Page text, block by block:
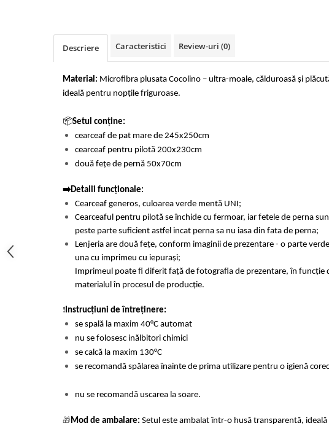
Cearceaf cu elastic
Cearceaf normal
Lenjerii Pufoase Fluffy/ Rabbit
Bumbac 100% Poplin Hobby
Bumbac 100%
Lenjerii Satin Premium
Lenjerii Jacquard
Lenjerii Matase
Lenjerii pentru PASTE
Set Lenjerie + Draperii Pat Dublu
Huse Impermeabile
Huse Impermeabile 160x200cm
Huse Impermeabile 180x200cm
Descriere Caracteristici Review-uri (0)
Material: Microfibra plusata Cocolino – ultra-moale, călduroasă și
ideală pentru nopțile friguroase.
📦Setul conține:
cearceaf de pat mare de 245x250cm
cearceaf pentru pilotă 200x230cm
două fețe de pernă 50x70cm
➡️Detalii funcționale:
Cearceaf generos, culoarea verde mentă UNI;
Cearceaful pentru pilotă se închide cu fermoar, iar fetele de perna
peste parte suficient astfel incat perna sa nu iasa din fata de perna;
Lenjeria are două fețe, conform imaginii de prezentare - o parte
una cu imprimeu cu iepurași;
Imprimeul poate fi diferit față de fotografia de prezentare, în funcție
materialul în procesul de producție.
❗Instrucțiuni de întreținere:
se spală la maxim 40°C automat
nu se folosesc inălbitori chimici
se calcă la maxim 130°C
se recomandă spălarea înainte de prima utilizare pentru o igienă
nu se recomandă uscarea la soare.
🎁Mod de ambalare: Setul este ambalat într-o husă transparentă,